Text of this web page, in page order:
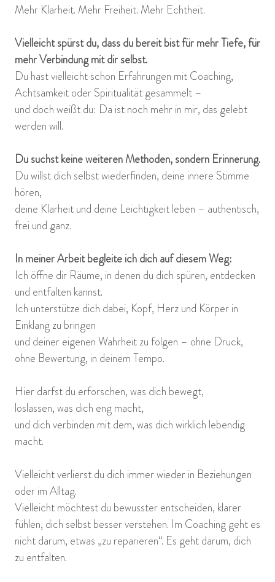
Mehr Klarheit. Mehr Freiheit. Mehr Echtheit.
Vielleicht spürst du, dass du bereit bist für mehr Tiefe, für
mehr Verbindung mit dir selbst.
Du hast vielleicht schon Erfahrungen mit Coaching,
Achtsamkeit oder Spiritualität gesammelt –
und doch weißt du: Da ist noch mehr in mir, das gelebt
werden will.
Du suchst keine weiteren Methoden, sondern Erinnerung.
Du willst dich selbst wiederfinden, deine innere Stimme
hören,
deine Klarheit und deine Leichtigkeit leben – authentisch,
frei und ganz.
In meiner Arbeit begleite ich dich auf diesem Weg:
Ich öffne dir Räume, in denen du dich spüren, entdecken
und entfalten kannst.
Ich unterstütze dich dabei, Kopf, Herz und Körper in
Einklang zu bringen
und deiner eigenen Wahrheit zu folgen – ohne Druck,
ohne Bewertung, in deinem Tempo.
Hier darfst du erforschen, was dich bewegt,
loslassen, was dich eng macht,
und dich verbinden mit dem, was dich wirklich lebendig
macht.
Vielleicht verlierst du dich immer wieder in Beziehungen
oder im Alltag.
Vielleicht möchtest du bewusster entscheiden, klarer
fühlen, dich selbst besser verstehen. Im Coaching geht es
nicht darum, etwas „zu reparieren“. Es geht darum, dich
zu entfalten.